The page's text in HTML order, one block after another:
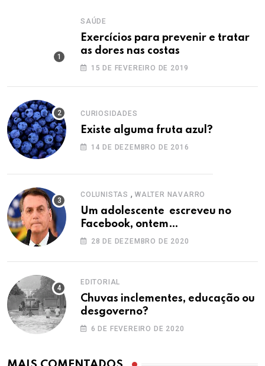
SAÚDE
Exercícios para prevenir e tratar
as dores nas costas
15 DE FEVEREIRO DE 2019
CURIOSIDADES
Existe alguma fruta azul?
14 DE DEZEMBRO DE 2016
COLUNISTAS , WALTER NAVARRO
Um adolescente escreveu no
Facebook, ontem…
28 DE DEZEMBRO DE 2020
EDITORIAL
Chuvas inclementes, educação ou
desgoverno?
6 DE FEVEREIRO DE 2020